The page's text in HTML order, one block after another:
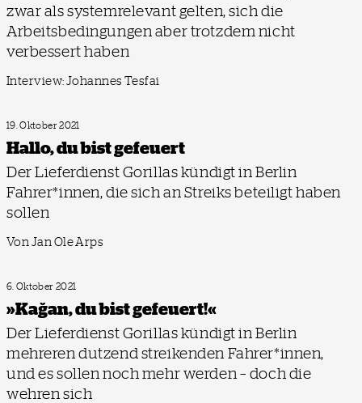
zwar als systemrelevant gelten, sich die
Arbeitsbedingungen aber trotzdem nicht
verbessert haben
Interview: Johannes Tesfai
19. Oktober 2021
Hallo, du bist gefeuert
Der Lieferdienst Gorillas kündigt in Berlin
Fahrer*innen, die sich an Streiks beteiligt haben
sollen
Von Jan Ole Arps
6. Oktober 2021
»Kağan, du bist gefeuert!«
Der Lieferdienst Gorillas kündigt in Berlin
mehreren dutzend streikenden Fahrer*innen,
und es sollen noch mehr werden – doch die
wehren sich